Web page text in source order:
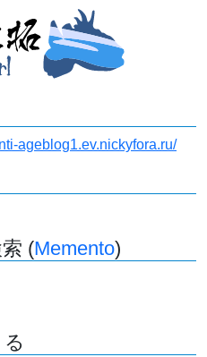
ageblog1.ev.nickyfora.ru/
(Memento)